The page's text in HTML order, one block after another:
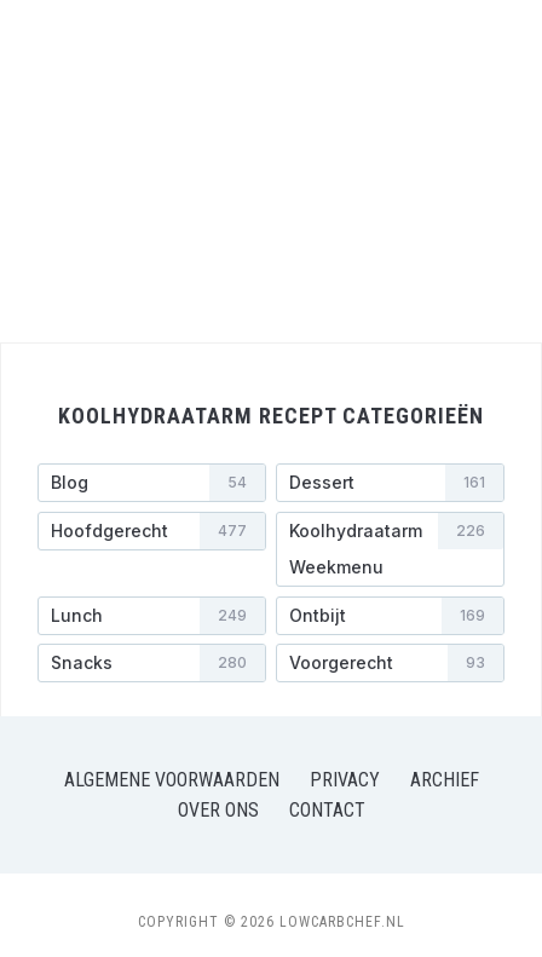
KOOLHYDRAATARM RECEPT CATEGORIEËN
Blog 54 Dessert 161
Hoofdgerecht 477
Koolhydraatarm
Weekmenu
226
Lunch 249 Ontbijt 169
Snacks 280 Voorgerecht 93
ALGEMENE VOORWAARDEN PRIVACY
ARCHIEF
OVER ONS
CONTACT
COPYRIGHT © 2026 LOWCARBCHEF.NL